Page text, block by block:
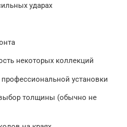
ударах
некоторых коллекций
установки
толщины (обычно не